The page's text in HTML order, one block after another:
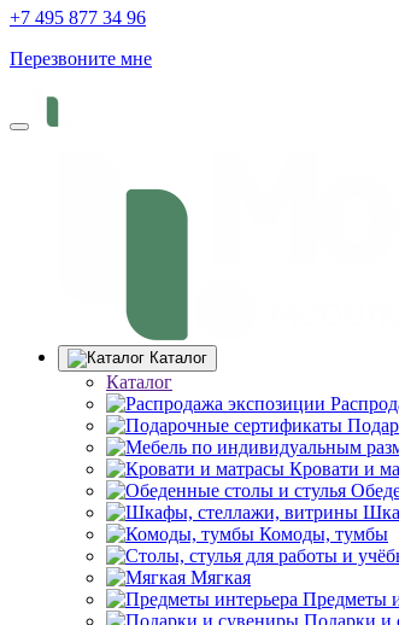
+7 495 877 34 96
Перезвоните мне
Каталог
Каталог
Кровати и
Комоды, тумбы
Мягкая
Предметы
Подарки и